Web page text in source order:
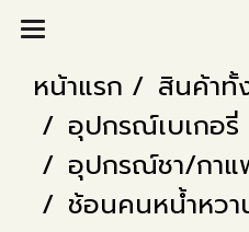
หน้าแรก
สินค้าทั้
อุปกรณ์เบเกอรี่
อุปกรณ์ชา/กา
ช้อนคนหน้ำหว